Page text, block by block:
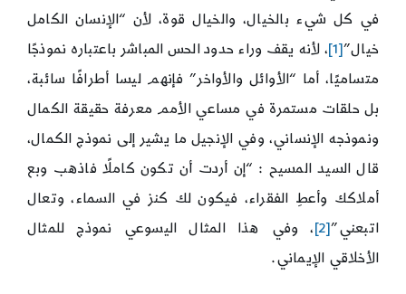
في كل شيء بالخيال، والخيال قوة، لأن “الإنسان الكامل
خيال”[1]
، لأنه يقف وراء حدود الحس المباشر باعتباره نموذجًا
متساميًا، أما “الأوائل والأواخر” فإنهم ليسا أطرافًا سائبة،
بل حلقات مستمرة في مساعي الأمم معرفة حقيقة الكمال
ونموذجه الإنساني، وفي الإنجيل ما يشير إلى نموذج الكمال،
قال السيد المسيح : “إن أردت أن تكون كاملًا فاذهب وبع
أملاكك وأعطِ الفقراء، فيكون لك كنز في السماء، وتعال
اتبعني”[2]
، وفي هذا المثال اليسوعي نموذج للمثال
الأخلاقي الإيماني.